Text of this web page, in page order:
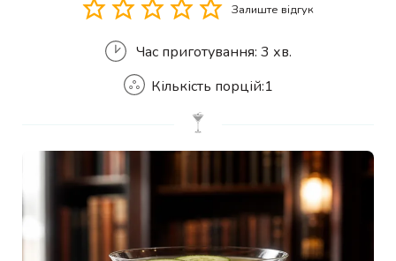
Залиште відгук
Час приготування: 3 хв.
Кількість порцій:1